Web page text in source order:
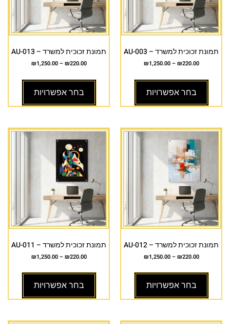
תמונת זכוכית למשרד – AU-003
₪220.00
–
₪1,250.00
בחר אפשרויות
תמונת זכוכית למשרד – AU-013
₪220.00
–
₪1,250.00
בחר אפשרויות
תמונת זכוכית למשרד – AU-012
₪220.00
–
₪1,250.00
בחר אפשרויות
תמונת זכוכית למשרד – AU-011
₪220.00
–
₪1,250.00
בחר אפשרויות